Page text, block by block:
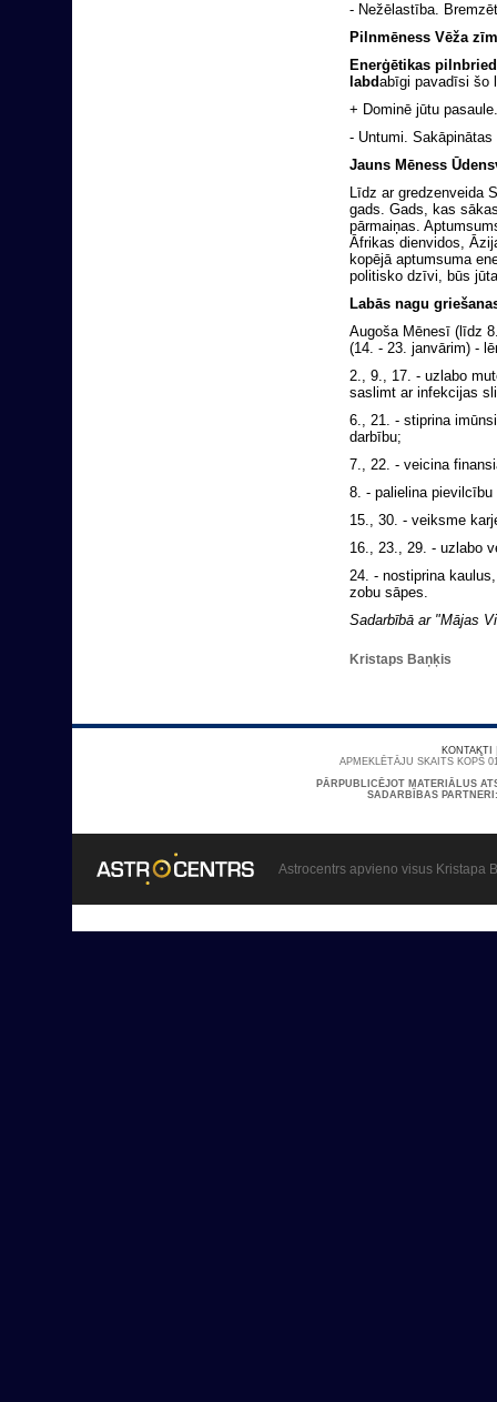
- Nežēlastība.
Pilnmēness Vēža
Enerģētikas
labdabīgi pavadīsi šo
+ Dominē jūtu
- Untumi.
Jauns Mēness
Līdz ar gredzenveida
gads. Gads, kas
pārmaiņas.
Āfrikas dienvidos,
kopējā aptumsuma
politisko dzīvi, būs
Labās nagu
Augoša Mēnesī (līdz
(14. - 23. janvārim) -
2., 9., 17. - uzlabo
saslimt ar infekcijas
6., 21. - stiprina
darbību;
7., 22. - veicina
8. - palielina
15., 30. - veiksme
16., 23., 29. - uzlabo
24. - nostiprina
zobu sāpes.
Sadarbībā ar "Mājas
Kristaps Baņķis
KONTAKTI
APMEKLĒTĀJU SKAITS KOPŠ
PĀRPUBLICĒJOT MATERIĀLUS
SADARBĪBAS
Astrocentrs apvieno visus Kristapa